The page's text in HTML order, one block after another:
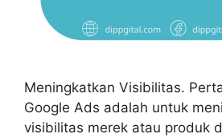
Meningkatkan Visibilitas.
Google Ads adalah untuk
visibilitas merek atau produk